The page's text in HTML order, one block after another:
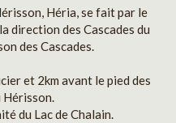
Héria, se fait par le
direction des Cascades du
des Cascades.
et 2km avant le pied des
Hérisson.
du Lac de Chalain.